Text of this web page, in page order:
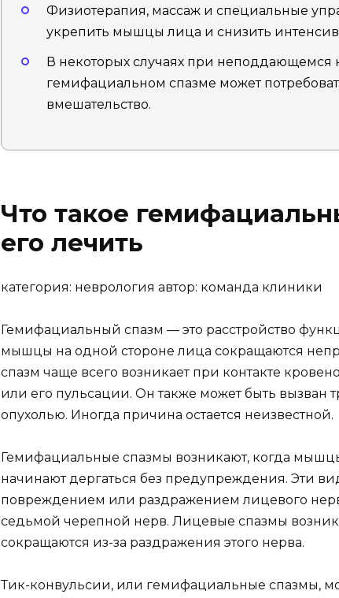
Физиотерапия, массаж и специальные
укрепить мышцы лица и снизить
В некоторых случаях при неподдающемся
гемифациальном спазме может
вмешательство.
Что такое
его лечить
категория: неврология автор: команда клиники
Гемифациальный спазм — это расстройство
мышцы на одной стороне лица сокращаются
спазм чаще всего возникает при контакте
или его пульсации. Он также может быть вызван
опухолью. Иногда причина остается неизвестной.
Гемифациальные спазмы возникают, когда
начинают дергаться без предупреждения. Эти
повреждением или раздражением лицевого
седьмой черепной нерв. Лицевые спазмы
сокращаются из-за раздражения этого нерва.
Тик-конвульсии, или гемифациальные спазмы,